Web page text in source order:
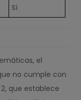
Sí
el
no cumple con
que establece